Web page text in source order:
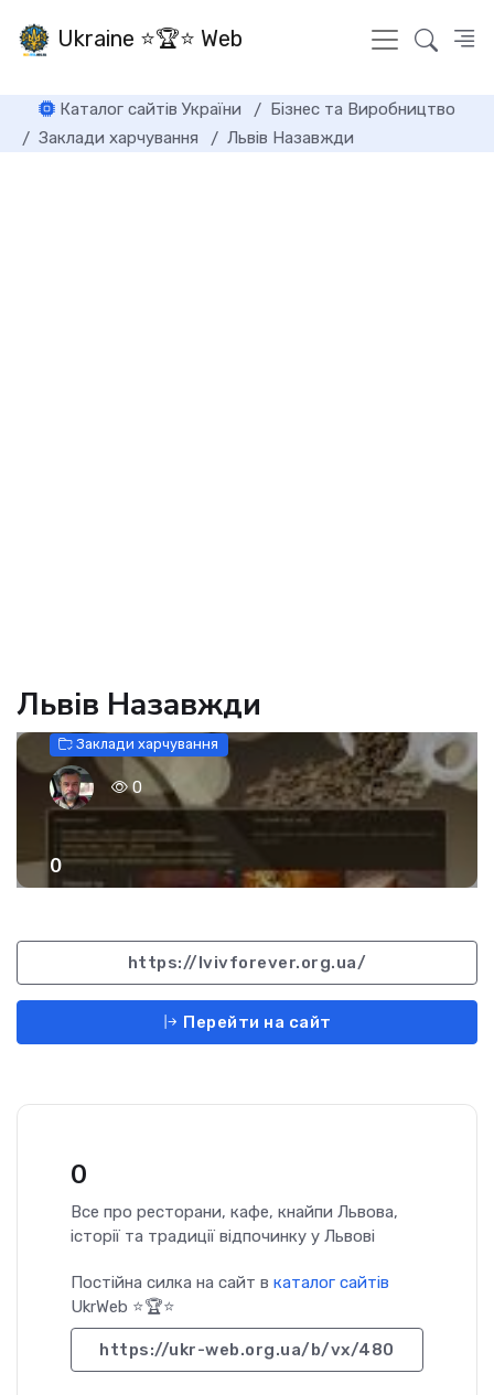
Ukraine ⭐🏆⭐ Web
Каталог сайтів України
Бізнес та Виробництво
Заклади харчування
Львів Назавжди
Львів Назавжди
Заклади харчування
0
0
https://lvivforever.org.ua/
Перейти на сайт
0
Все про ресторани, кафе, кнайпи Львова,
історії та традиції відпочинку у Львові
Постійна силка на сайт в каталог сайтів
UkrWeb ⭐🏆⭐
https://ukr-web.org.ua/b/vx/480